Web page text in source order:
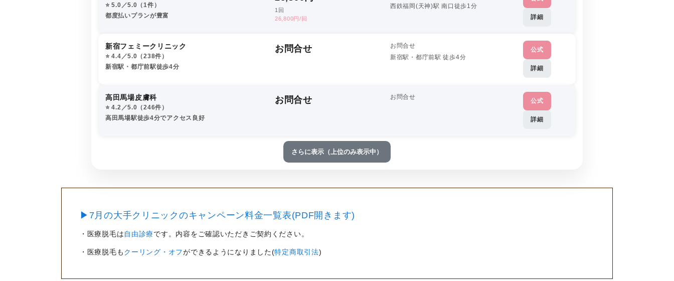
⭐️ 5.0／5.0（1件）
都度払いプランが豊富
1回
26,800円/回
西鉄福岡(天神)駅 南口徒歩1分
詳細
新宿フェミークリニック
⭐️ 4.4／5.0（238件）
新宿駅・都庁前駅徒歩4分
お問合せ
お問合せ
新宿駅・都庁前駅 徒歩4分
公式
詳細
高田馬場皮膚科
⭐️ 4.2／5.0（246件）
高田馬場駅徒歩4分でアクセス良好
お問合せ お問合せ
公式
詳細
さらに表示（上位のみ表示中）
▶7月の大手クリニックのキャンペーン料金一覧表(PDF開きます)
・医療脱毛は自由診療です。内容をご確認いただきご契約ください。
・医療脱毛もクーリング・オフができるようになりました(特定商取引法)